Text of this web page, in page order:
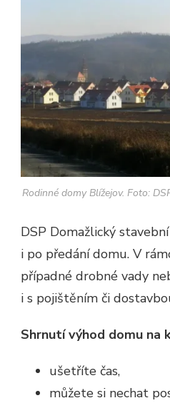
Rodinné domy Blížejov. Foto:
DSP Domažlický
i po předání domu. V
případné drobné vady
i s pojištěním či
Shrnutí výhod domu na
ušetříte čas,
můžete si nechat